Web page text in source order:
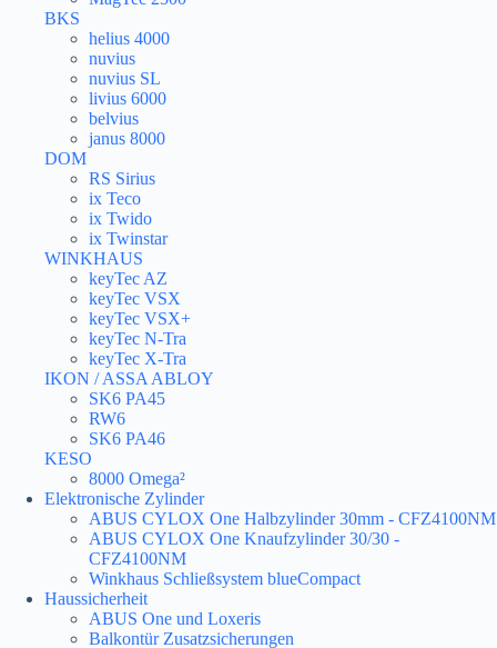
BKS
helius 4000
nuvius
nuvius SL
livius 6000
belvius
janus 8000
DOM
RS Sirius
ix Teco
ix Twido
ix Twinstar
WINKHAUS
keyTec AZ
keyTec VSX
keyTec VSX+
keyTec N-Tra
keyTec X-Tra
IKON / ASSA ABLOY
SK6 PA45
RW6
SK6 PA46
KESO
8000 Omega²
Elektronische Zylinder
ABUS CYLOX One Halbzylinder 30mm - CFZ4100NM
ABUS CYLOX One Knaufzylinder 30/30 -
CFZ4100NM
Winkhaus Schließsystem blueCompact
Haussicherheit
ABUS One und Loxeris
Balkontür Zusatzsicherungen